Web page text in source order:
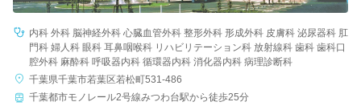
内科 外科 脳神経外科 心臓血管外科 整形外科 形成外科 皮膚科 泌尿器科 肛
門科 婦人科 眼科 耳鼻咽喉科 リハビリテーション科 放射線科 歯科 歯科口
腔外科 麻酔科 呼吸器内科 循環器内科 消化器内科 病理診断科
千葉県千葉市若葉区若松町531-486
千葉都市モノレール2号線みつわ台駅から徒歩25分